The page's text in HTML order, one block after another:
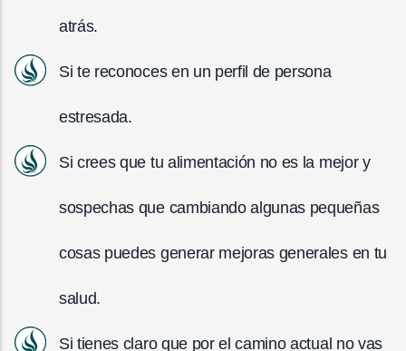
atrás.
Si te reconoces en un perfil de persona
estresada.
Si crees que tu alimentación no es la mejor y
sospechas que cambiando algunas pequeñas
cosas puedes generar mejoras generales en tu
salud.
Si tienes claro que por el camino actual no vas